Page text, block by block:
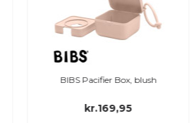
BIBS X LIBERTY Colour 2-pack,
kr.139,95